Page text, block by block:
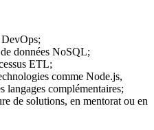
données NoSQL;
ETL;
comme Node.js,
langages complémentaires;
de solutions, en mentorat ou en